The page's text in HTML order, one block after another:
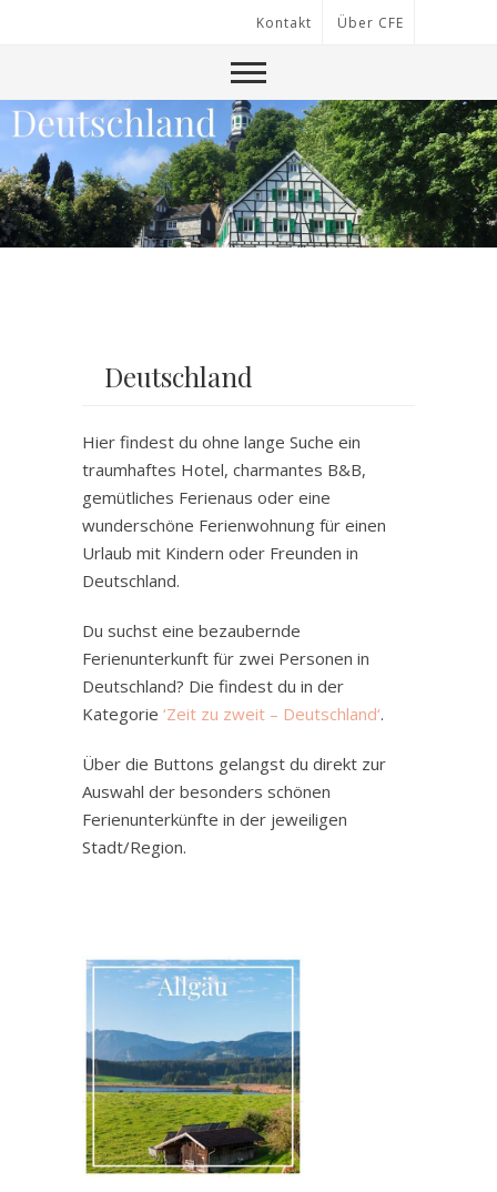
Kontakt Über CFE
Deutschland
Hier findest du ohne lange Suche ein
traumhaftes Hotel, charmantes B&B,
gemütliches Ferienaus oder eine
wunderschöne Ferienwohnung für einen
Urlaub mit Kindern oder Freunden in
Deutschland.
Du suchst eine bezaubernde
Ferienunterkunft für zwei Personen in
Deutschland? Die findest du in der
Kategorie ‘Zeit zu zweit – Deutschland‘.
Über die Buttons gelangst du direkt zur
Auswahl der besonders schönen
Ferienunterkünfte in der jeweiligen
Stadt/Region.